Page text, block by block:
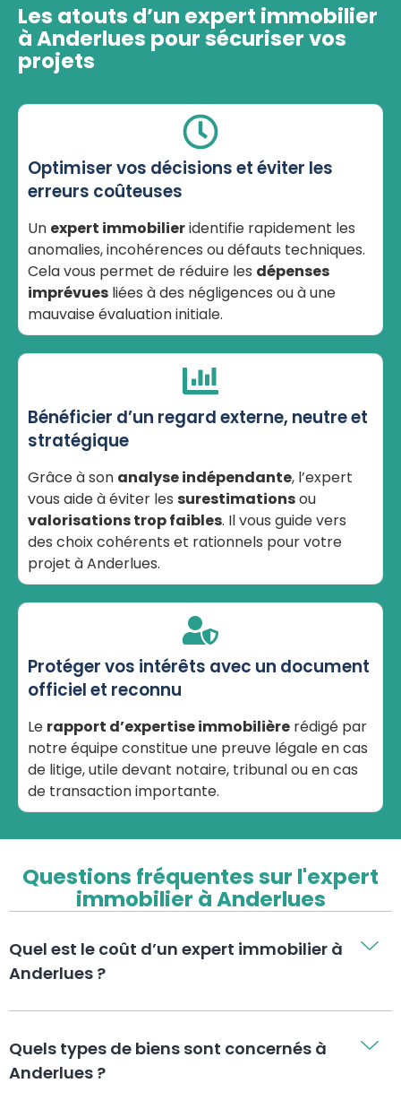
Les atouts d’un expert immobilier
à Anderlues pour sécuriser vos
projets
Optimiser vos décisions et éviter les
erreurs coûteuses
Un expert immobilieridentifie rapidement les
anomalies, incohérences ou défauts techniques.
Cela vous permet de réduire les dépenses
imprévues liées à des négligences ou à une
mauvaise évaluation initiale.
Bénéficier d’un regard externe, neutre et
stratégique
Grâce à son analyse indépendante, l’expert
vous aide à éviter les surestimationsou
valorisations trop faibles. Il vous guide vers
des choix cohérents et rationnels pour votre
projet à Anderlues.
Protéger vos intérêts avec un document
officiel et reconnu
Le rapport d’expertise immobilière rédigé par
notre équipe constitue une preuve légale en cas
de litige, utile devant notaire, tribunal ou en cas
de transaction importante.
Questions fréquentes sur l'expert
immobilier à Anderlues
Quel est le coût d’un expert immobilier à
Anderlues ?
Quels types de biens sont concernés à
Anderlues ?